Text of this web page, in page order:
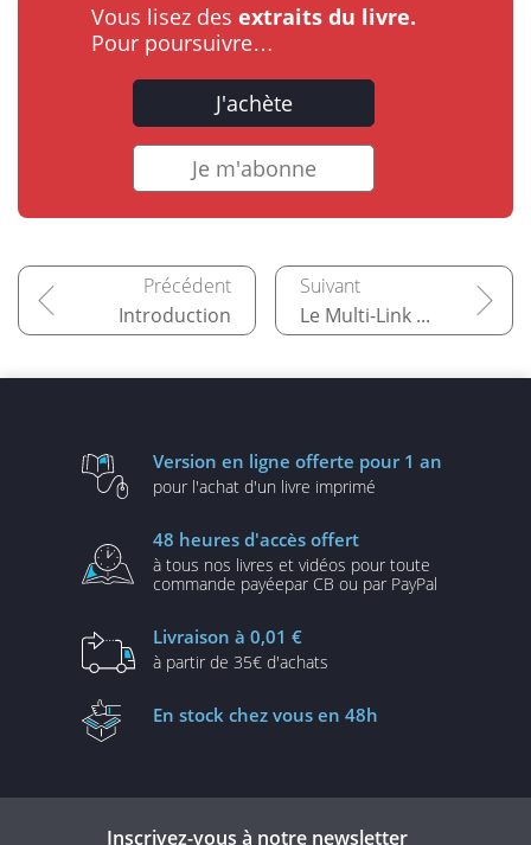
Vous lisez des extraits du livre.
Pour poursuivre…
J'achète
Je m'abonne
Introduction Le Multi-Link Operation
Version en ligne offerte pour 1 an
pour l'achat d'un livre imprimé
48 heures d'accès offert
à tous nos livres et vidéos pour toute
commande payéepar CB ou par PayPal
Livraison à 0,01 €
à partir de 35€ d'achats
En stock chez vous en 48h
Inscrivez-vous à notre newsletter